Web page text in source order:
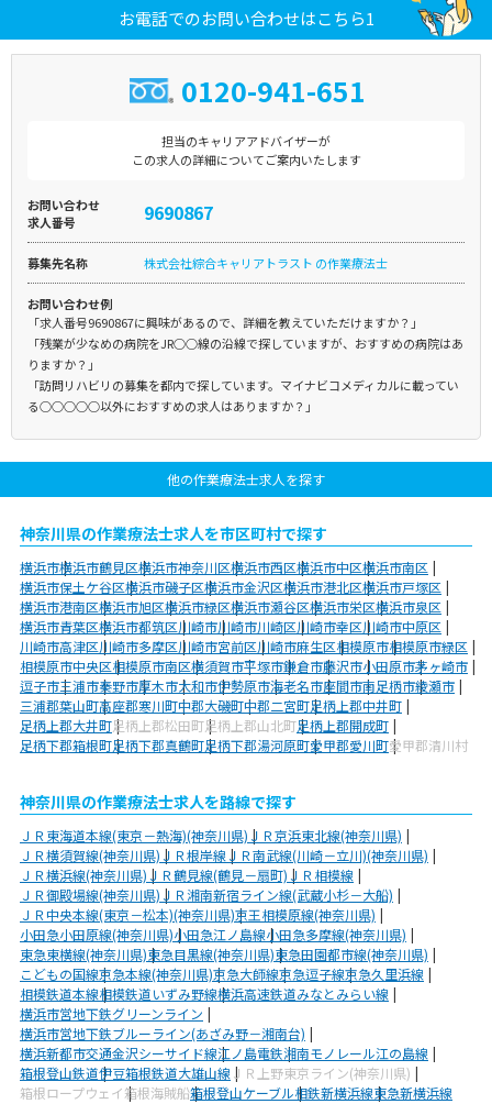
お電話でのお問い合わせはこちら1
0120-941-651
担当のキャリアアドバイザーが
この求人の詳細についてご案内いたします
お問い合わせ
求人番号
9690867
募集先名称 株式会社綜合キャリアトラスト の作業療法士
お問い合わせ例
「求人番号9690867に興味があるので、詳細を教えていただけますか？」
「残業が少なめの病院をJR○○線の沿線で探していますが、おすすめの病院はあ
りますか？」
「訪問リハビリの募集を都内で探しています。マイナビコメディカルに載ってい
る○○○○○以外におすすめの求人はありますか？」
他の作業療法士求人を探す
神奈川県の作業療法士求人を市区町村で探す
横浜市横浜市鶴見区横浜市神奈川区横浜市西区横浜市中区横浜市南区
横浜市保土ケ谷区横浜市磯子区横浜市金沢区横浜市港北区横浜市戸塚区
横浜市港南区横浜市旭区横浜市緑区横浜市瀬谷区横浜市栄区横浜市泉区
横浜市青葉区横浜市都筑区川崎市川崎市川崎区川崎市幸区川崎市中原区
川崎市高津区川崎市多摩区川崎市宮前区川崎市麻生区相模原市相模原市緑区
相模原市中央区相模原市南区横須賀市平塚市鎌倉市藤沢市小田原市茅ヶ崎市
逗子市三浦市秦野市厚木市大和市伊勢原市海老名市座間市南足柄市綾瀬市
三浦郡葉山町高座郡寒川町中郡大磯町中郡二宮町足柄上郡中井町
足柄上郡大井町足柄上郡松田町足柄上郡山北町足柄上郡開成町
足柄下郡箱根町足柄下郡真鶴町足柄下郡湯河原町愛甲郡愛川町愛甲郡清川村
神奈川県の作業療法士求人を路線で探す
ＪＲ東海道本線(東京－熱海)(神奈川県)ＪＲ京浜東北線(神奈川県)
ＪＲ横須賀線(神奈川県)ＪＲ根岸線ＪＲ南武線(川崎－立川)(神奈川県)
ＪＲ横浜線(神奈川県)ＪＲ鶴見線(鶴見－扇町)ＪＲ相模線
ＪＲ御殿場線(神奈川県)ＪＲ湘南新宿ライン線(武蔵小杉－大船)
ＪＲ中央本線(東京－松本)(神奈川県)京王相模原線(神奈川県)
小田急小田原線(神奈川県)小田急江ノ島線小田急多摩線(神奈川県)
東急東横線(神奈川県)東急目黒線(神奈川県)東急田園都市線(神奈川県)
こどもの国線京急本線(神奈川県)京急大師線京急逗子線京急久里浜線
相模鉄道本線相模鉄道いずみ野線横浜高速鉄道みなとみらい線
横浜市営地下鉄グリーンライン
横浜市営地下鉄ブルーライン(あざみ野－湘南台)
横浜新都市交通金沢シーサイド線江ノ島電鉄湘南モノレール江の島線
箱根登山鉄道伊豆箱根鉄道大雄山線 ＪＲ上野東京ライン(神奈川県)
箱根ロープウェイ箱根海賊船箱根登山ケーブル相鉄新横浜線東急新横浜線